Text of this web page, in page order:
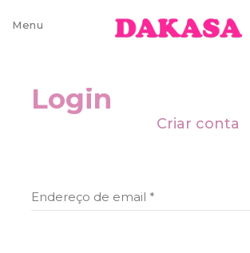
Sobre nós
Pagamentos e Envios
Login
Criar conta
Endereço de email *